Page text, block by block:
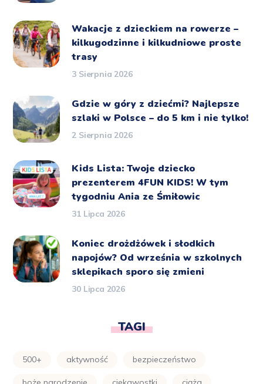
Wakacje z dzieckiem na rowerze –
kilkugodzinne i kilkudniowe proste
trasy
3 Sierpnia 2026
Gdzie w góry z dziećmi? Najlepsze
szlaki w Polsce – do 5 km i nie tylko!
2 Sierpnia 2026
Kids Lista: Twoje dziecko
prezenterem 4FUN KIDS! W tym
tygodniu Ania ze Śmiłowic
31 Lipca 2026
Koniec drożdżówek i słodkich
napojów? Od września w szkolnych
sklepikach sporo się zmieni
30 Lipca 2026
TAGI
500+ aktywność bezpieczeństwo